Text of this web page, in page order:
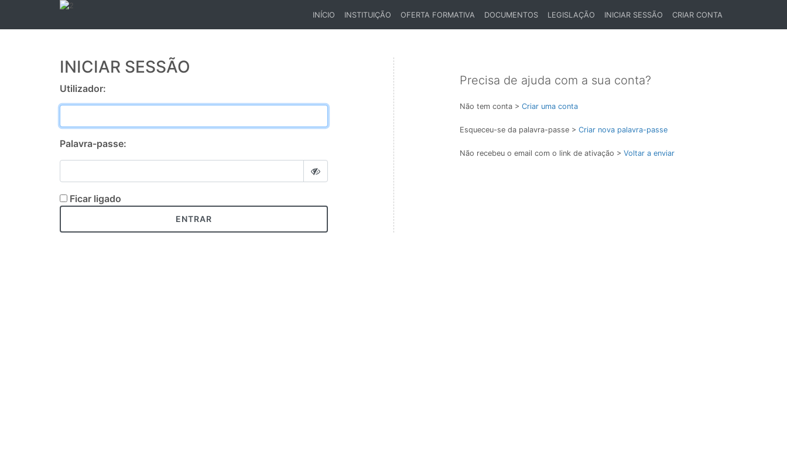
INÍCIO
INSTITUIÇÃO OFERTA FORMATIVA DOCUMENTOS LEGISLAÇÃO INICIAR SESSÃO CRIAR CONTA
INICIAR SESSÃO
Utilizador:
Palavra-passe:
Ficar ligado
ENTRAR
Precisa de ajuda com a sua conta?
Não tem conta > Criar uma conta
Esqueceu-se da palavra-passe > Criar nova palavra-passe
Não recebeu o email com o link de ativação > Voltar a enviar